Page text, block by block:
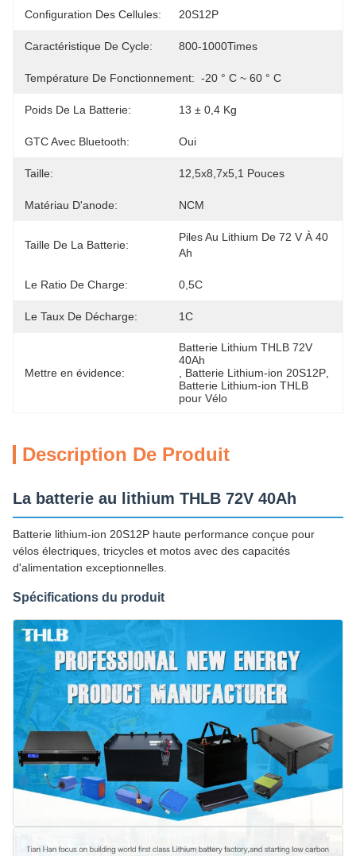
Configuration Des Cellules: 20S12P
Caractéristique De Cycle: 800-1000Times
Température De Fonctionnement: -20 ° C ~ 60 ° C
Poids De La Batterie: 13 ± 0,4 Kg
GTC Avec Bluetooth: Oui
Taille: 12,5x8,7x5,1 Pouces
Matériau D'anode: NCM
Taille De La Batterie:
Piles Au Lithium De 72 V À 40
Ah
Le Ratio De Charge: 0,5C
Le Taux De Décharge: 1C
Mettre en évidence:
Batterie Lithium THLB 72V
40Ah
Batterie Lithium-ion 20S12P
Batterie Lithium-ion THLB
pour Vélo
Description De Produit
La batterie au lithium THLB 72V 40Ah
Batterie lithium-ion 20S12P haute performance conçue pour
vélos électriques, tricycles et motos avec des capacités
d'alimentation exceptionnelles.
Spécifications du produit